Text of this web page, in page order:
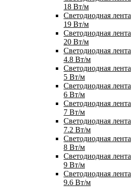
18 Вт/м
Светодиодная лента
19 Вт/м
Светодиодная лента
20 Вт/м
Светодиодная лента
4.8 Вт/м
Светодиодная лента
5 Вт/м
Светодиодная лента
6 Вт/м
Светодиодная лента
7 Вт/м
Светодиодная лента
7.2 Вт/м
Светодиодная лента
8 Вт/м
Светодиодная лента
9 Вт/м
Светодиодная лента
9.6 Вт/м